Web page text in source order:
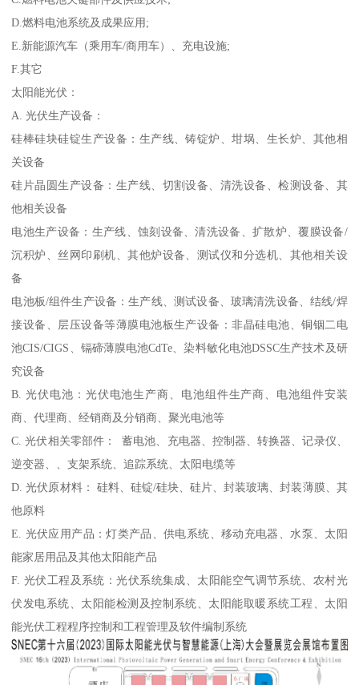
D.燃料电池系统及成果应用;
E.新能源汽车（乘用车/商用车）、充电设施;
F.其它
太阳能光伏：
A. 光伏生产设备：
硅棒硅块硅锭生产设备：生产线、铸锭炉、坩埚、生长炉、其他相
关设备
硅片晶圆生产设备：生产线、切割设备、清洗设备、检测设备、其
他相关设备
电池生产设备：生产线、蚀刻设备、清洗设备、扩散炉、覆膜设备/
沉积炉、丝网印刷机、其他炉设备、测试仪和分选机、其他相关设
备
电池板/组件生产设备：生产线、测试设备、玻璃清洗设备、结线/焊
接设备、层压设备等薄膜电池板生产设备：非晶硅电池、铜铟二电
池CIS/CIGS、镉碲薄膜电池CdTe、染料敏化电池DSSC生产技术及研
究设备
B. 光伏电池：光伏电池生产商、电池组件生产商、电池组件安装
商、代理商、经销商及分销商、聚光电池等
C. 光伏相关零部件： 蓄电池、充电器、控制器、转换器、记录仪、
逆变器、、支架系统、追踪系统、太阳电缆等
D. 光伏原材料： 硅料、硅锭/硅块、硅片、封装玻璃、封装薄膜、其
他原料
E. 光伏应用产品：灯类产品、供电系统、移动充电器、水泵、太阳
能家居用品及其他太阳能产品
F. 光伏工程及系统：光伏系统集成、太阳能空气调节系统、农村光
伏发电系统、太阳能检测及控制系统、太阳能取暖系统工程、太阳
能光伏工程程序控制和工程管理及软件编制系统